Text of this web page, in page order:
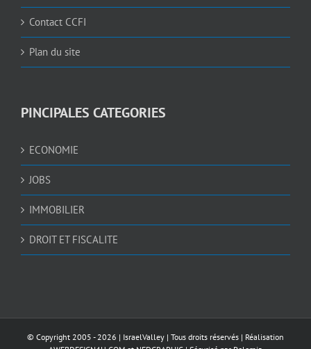
Contact CCFI
Plan du site
PINCIPALES CATEGORIES
ECONOMIE
JOBS
IMMOBILIER
DROIT ET FISCALITE
© Copyright 2005 -2026 | IsraelValley | Tous droits réservés | Réalisation